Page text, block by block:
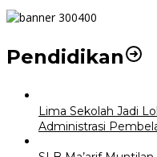
Pendidikan
Lima Sekolah Jadi
Administrasi